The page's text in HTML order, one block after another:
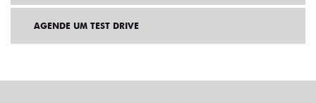
AGENDE UM TEST DRIVE